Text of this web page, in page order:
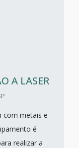
A LASER
com metais e
é
realizar a